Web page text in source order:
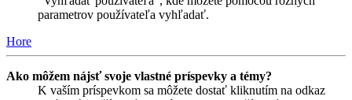
parametrov používateľa vyhľadať.
Hore
Ako môžem nájsť svoje vlastné príspevky a témy?
K vaším príspevkom sa môžete dostať kliknutím na odkaz